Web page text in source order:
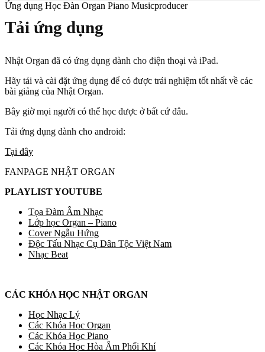
Ứng dụng Học Đàn Organ Piano Musicproducer
Tải ứng dụng
Nhật Organ đã có ứng dụng dành cho điện thoại và iPad.
Hãy tải và cài đặt ứng dụng để có được trải nghiệm tốt nhất về các
bài giảng của Nhật Organ.
Bây giờ mọi người có thể học được ở bất cứ đâu.
Tải ứng dụng dành cho android:
Tại đây
FANPAGE NHẬT ORGAN
PLAYLIST YOUTUBE
Tọa Đàm Âm Nhạc
Lớp học Organ – Piano
Cover Ngẫu Hứng
Độc Tấu Nhạc Cụ Dân Tộc Việt Nam
Nhạc Beat
CÁC KHÓA HỌC NHẬT ORGAN
Học Nhạc Lý
Các Khóa Học Organ
Các Khóa Học Piano
Các Khóa Học Hòa Âm Phối Khí